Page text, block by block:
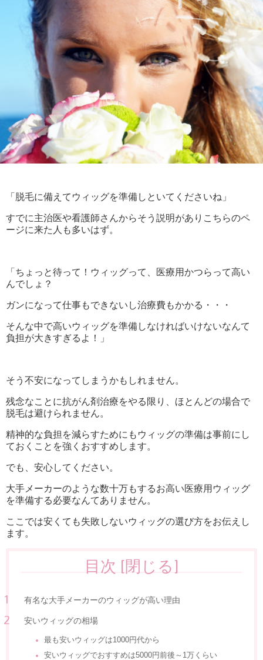
「脱毛に備えてウィッグを準備しといてくださいね」
すでに主治医や看護師さんからそう説明がありこちらのペ
ージに来た人も多いはず。
「ちょっと待って！ウィッグって、医療用かつらって高い
んでしょ？
ガンになって仕事もできないし治療費もかかる・・・
そんな中で高いウィッグを準備しなければいけないなんて
負担が大きすぎるよ！」
そう不安になってしまうかもしれません。
残念なことに抗がん剤治療をやる限り、ほとんどの場合で
脱毛は避けられません。
精神的な負担を減らすためにもウィッグの準備は事前にし
ておくことを強くおすすめします。
でも、安心してください。
大手メーカーのような数十万もするお高い医療用ウィッグ
を準備する必要なんてありません。
ここでは安くても失敗しないウィッグの選び方をお伝えし
ます。
目次[閉じる]
有名な大手メーカーのウィッグが高い理由
安いウィッグの相場
最も安いウィッグは1000円代から
安いウィッグでおすすめは5000円前後～1万くらい